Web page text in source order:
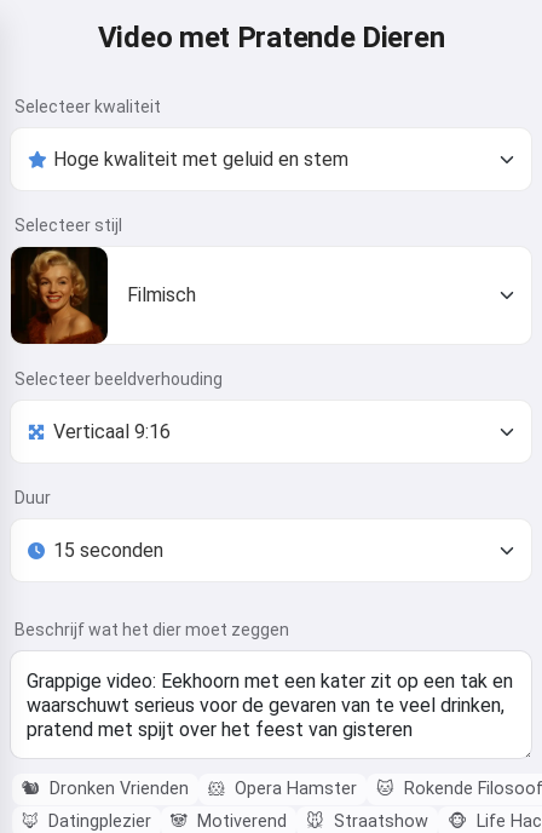
Video met Pratende Dieren
Selecteer kwaliteit
Selecteer stijl
Filmisch
Selecteer beeldverhouding
Duur
Beschrijf wat het dier moet zeggen
🐿️ Dronken Vrienden 🐹 Opera Hamster 🐱
Rokende Filosoof
🦊
Datingplezier 🐼 Motiverend 🐭 Straatshow 🐵 Life